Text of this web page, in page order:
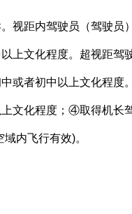
视距内驾驶员（驾驶
上文化程度。超视距
或者初中以上文化程度
文化程度；④取得机长
内飞行有效)。